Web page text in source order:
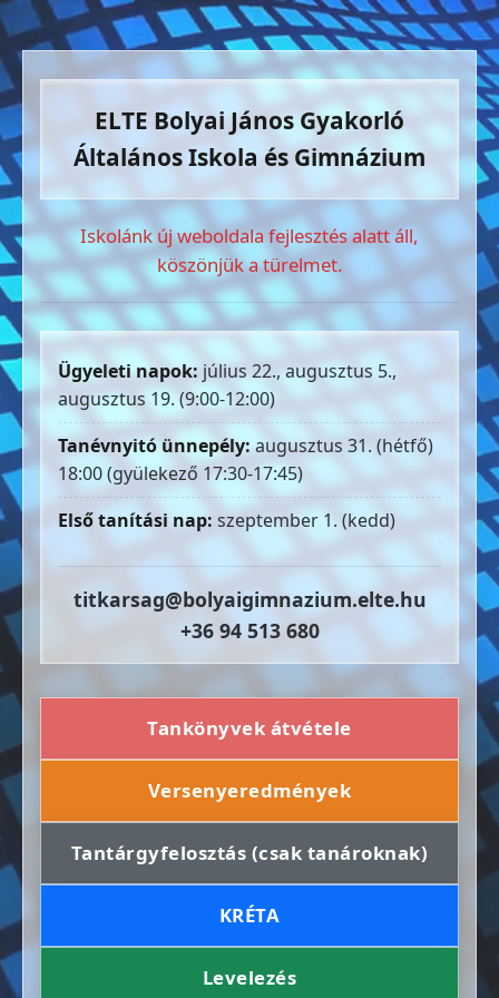
ELTE Bolyai János Gyakorló
Általános Iskola és Gimnázium
Iskolánk új weboldala fejlesztés alatt áll,
köszönjük a türelmet.
Ügyeleti napok: július 22., augusztus 5.,
augusztus 19. (9:00-12:00)
Tanévnyitó ünnepély: augusztus 31. (hétfő)
18:00 (gyülekező 17:30-17:45)
Első tanítási nap: szeptember 1. (kedd)
titkarsag@bolyaigimnazium.elte.hu
+36 94 513 680
Tankönyvek átvétele
Versenyeredmények
Tantárgyfelosztás (csak tanároknak)
KRÉTA
Levelezés